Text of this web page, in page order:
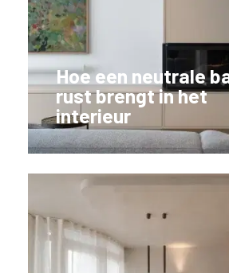
Hoe een neutrale
rust brengt in het
interieur